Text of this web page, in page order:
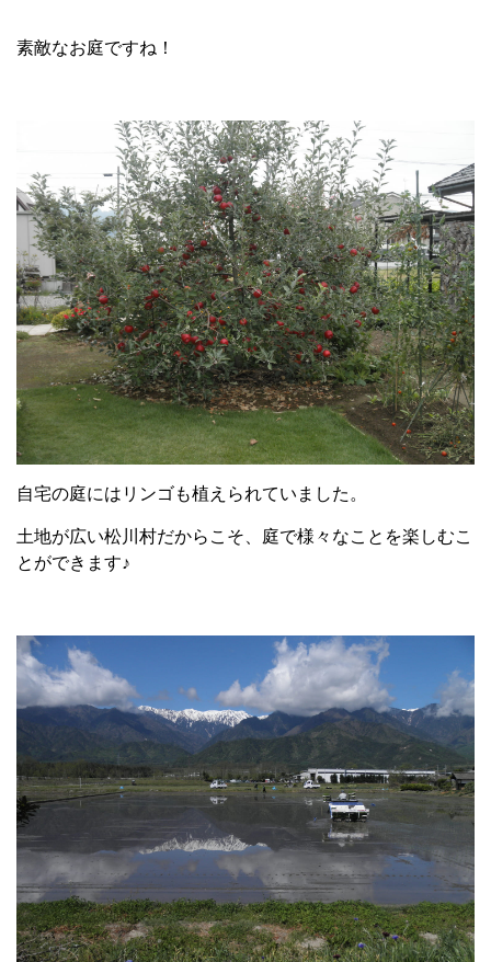
素敵なお庭ですね！
自宅の庭にはリンゴも植えられていました。
土地が広い松川村だからこそ、庭で様々なことを楽しむこ
とができます♪